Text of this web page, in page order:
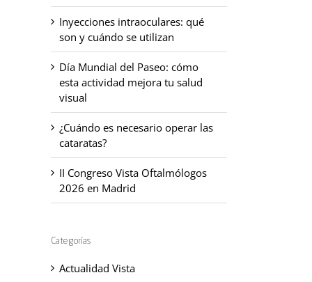
Inyecciones intraoculares: qué
son y cuándo se utilizan
Día Mundial del Paseo: cómo
esta actividad mejora tu salud
visual
¿Cuándo es necesario operar las
cataratas?
II Congreso Vista Oftalmólogos
2026 en Madrid
Categorías
Actualidad Vista